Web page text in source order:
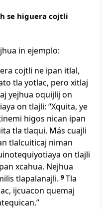
se higuera cojtli
in ejemplo:
cojtli ne ipan itlal,
tla yotlac, pero xitlaj
yejhua oquijlij on
on tlajli: “Xquita, ye
higos nican ipan
tla tlaqui. Más cuajli
tlalcuiticaj niman
on tlajli
xcahua. Nejhua
tlapalanajli. 9Tla
ijcuacon quemaj